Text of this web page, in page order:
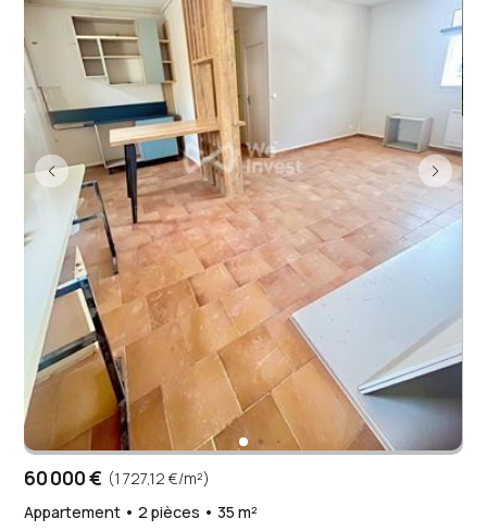
60 000 € (1 727,12 €/m²)
Appartement • 2 pièces • 35 m²